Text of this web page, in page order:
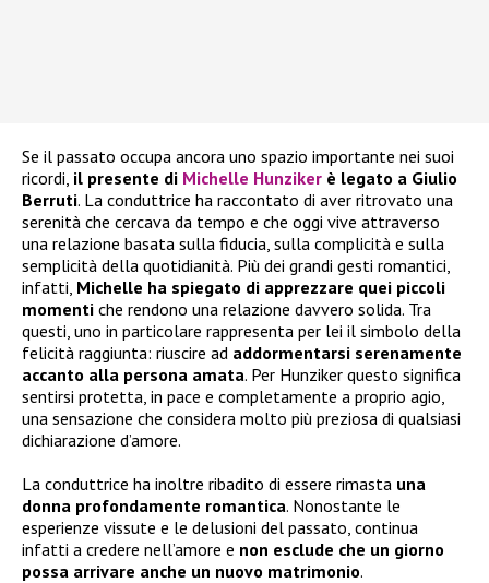
Se il passato occupa ancora uno spazio importante nei suoi
ricordi, il presente di Michelle Hunziker è legato a Giulio
Berruti. La conduttrice ha raccontato di aver ritrovato una
serenità che cercava da tempo e che oggi vive attraverso
una relazione basata sulla fiducia, sulla complicità e sulla
semplicità della quotidianità. Più dei grandi gesti romantici,
infatti, Michelle ha spiegato di apprezzare quei piccoli
momenti che rendono una relazione davvero solida. Tra
questi, uno in particolare rappresenta per lei il simbolo della
felicità raggiunta: riuscire ad addormentarsi serenamente
accanto alla persona amata. Per Hunziker questo significa
sentirsi protetta, in pace e completamente a proprio agio,
una sensazione che considera molto più preziosa di qualsiasi
dichiarazione d’amore.
La conduttrice ha inoltre ribadito di essere rimasta una
donna profondamente romantica. Nonostante le
esperienze vissute e le delusioni del passato, continua
infatti a credere nell’amore e non esclude che un giorno
possa arrivare anche un nuovo matrimonio.